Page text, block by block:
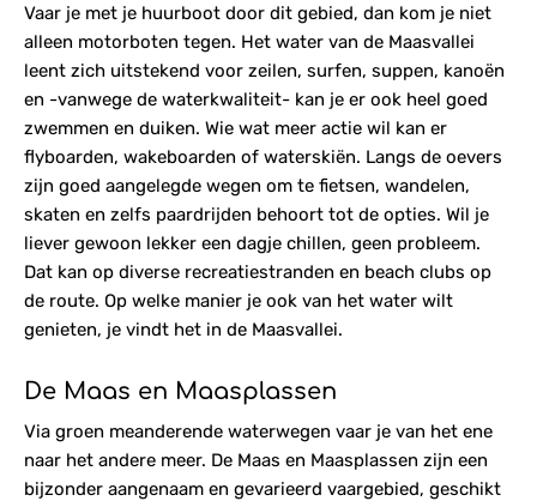
Vaar je met je huurboot door dit gebied, dan kom je niet
alleen motorboten tegen. Het water van de Maasvallei
leent zich uitstekend voor zeilen, surfen, suppen, kanoën
en -vanwege de waterkwaliteit- kan je er ook heel goed
zwemmen en duiken. Wie wat meer actie wil kan er
flyboarden, wakeboarden of waterskiën. Langs de oevers
zijn goed aangelegde wegen om te fietsen, wandelen,
skaten en zelfs paardrijden behoort tot de opties. Wil je
liever gewoon lekker een dagje chillen, geen probleem.
Dat kan op diverse recreatiestranden en beach clubs op
de route. Op welke manier je ook van het water wilt
genieten, je vindt het in de Maasvallei.
De Maas en Maasplassen
Via groen meanderende waterwegen vaar je van het ene
naar het andere meer. De Maas en Maasplassen zijn een
bijzonder aangenaam en gevarieerd vaargebied, geschikt